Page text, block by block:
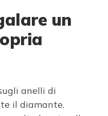
un
anelli di
il diamante.